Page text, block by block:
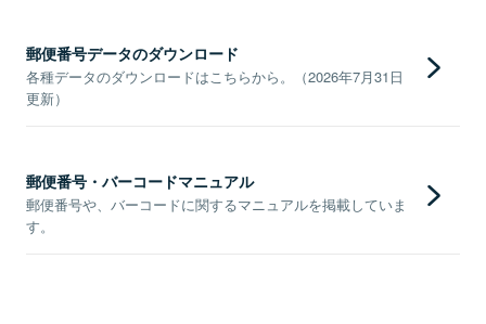
郵便番号データのダウンロード
各種データのダウンロードはこちらから。（2026年7月31日
更新）
郵便番号・バーコードマニュアル
郵便番号や、バーコードに関するマニュアルを掲載していま
す。